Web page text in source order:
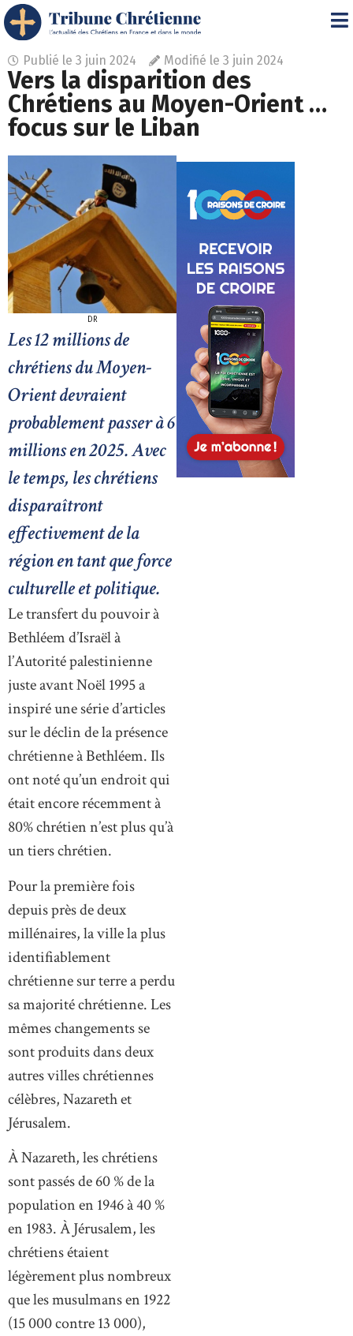
Publié le 3 juin 2024 Modifié le 3 juin 2024
Vers la disparition des
Chrétiens au Moyen-Orient …
focus sur le Liban
DR
Les 12 millions de
chrétiens du Moyen-
Orient devraient
probablement passer à 6
millions en 2025. Avec
le temps, les chrétiens
disparaîtront
effectivement de la
région en tant que force
culturelle et politique.
Le transfert du pouvoir à
Bethléem d’Israël à
l’Autorité palestinienne
juste avant Noël 1995 a
inspiré une série d’articles
sur le déclin de la présence
chrétienne à Bethléem. Ils
ont noté qu’un endroit qui
était encore récemment à
80% chrétien n’est plus qu’à
un tiers chrétien.
Pour la première fois
depuis près de deux
millénaires, la ville la plus
identifiablement
chrétienne sur terre a perdu
sa majorité chrétienne. Les
mêmes changements se
sont produits dans deux
autres villes chrétiennes
célèbres, Nazareth et
Jérusalem.
À Nazareth, les chrétiens
sont passés de 60 % de la
population en 1946 à 40 %
en 1983. À Jérusalem, les
chrétiens étaient
légèrement plus nombreux
que les musulmans en 1922
(15 000 contre 13 000),